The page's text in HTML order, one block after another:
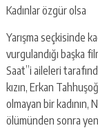
Kadınlar özgür olsa
Yarışma seçkisinde
vurgulandığı başka
Saat”i aileleri
kızın, Erkan
olmayan bir kadının,
ölümünden sonra